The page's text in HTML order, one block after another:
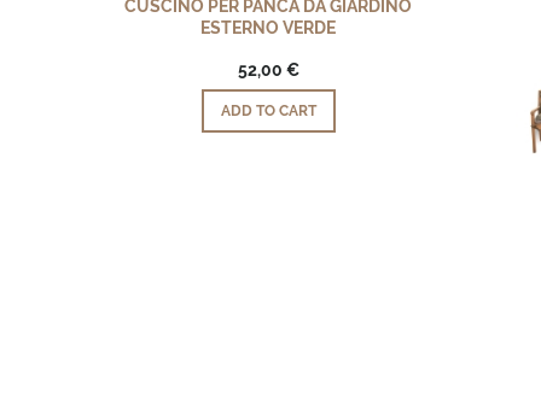
CUSCINO PER PANCA DA GIARDINO
ESTERNO VERDE
52,00 €
ADD TO CART